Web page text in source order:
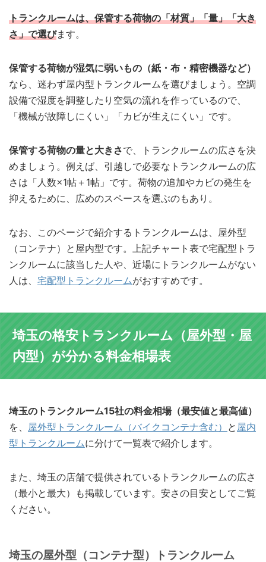
トランクルームは、保管する荷物の「材質」「量」「大き
さ」で選びます。
保管する荷物が湿気に弱いもの（紙・布・精密機器など）
なら、迷わず屋内型トランクルームを選びましょう。空調
設備で湿度を調整したり空気の流れを作っているので、
「機械が故障しにくい」「カビが生えにくい」です。
保管する荷物の量と大きさで、トランクルームの広さを決
めましょう。例えば、引越しで必要なトランクルームの広
さは「人数×1帖＋1帖」です。荷物の追加やカビの発生を
抑えるために、広めのスペースを選ぶのもあり。
なお、このページで紹介するトランクルームは、屋外型
（コンテナ）と屋内型です。上記チャート表で宅配型トラ
ンクルームに該当した人や、近場にトランクルームがない
人は、 宅配型トランクルームがおすすめです。
埼玉の格安トランクルーム（屋外型・屋
内型）が分かる料金相場表
埼玉のトランクルーム15社の料金相場（最安値と最高値）
を、 屋外型トランクルーム（バイクコンテナ含む） と 屋内
型トランクルームに分けて一覧表で紹介します。
また、埼玉の店舗で提供されているトランクルームの広さ
（最小と最大）も掲載しています。安さの目安としてご覧
ください。
埼玉の屋外型（コンテナ型）トランクルーム